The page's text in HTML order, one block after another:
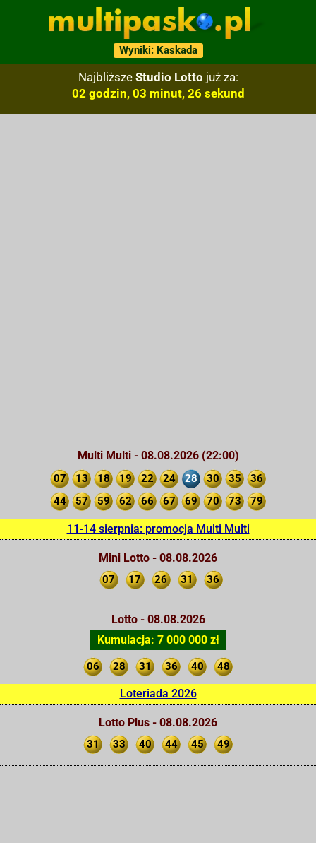
Wyniki: Kaskada
Najbliższe Studio Lotto już za:
02 godzin, 03 minut, 25 sekund
Multi Multi - 08.08.2026 (22:00)
07 13 18 19 22 24 28 30 35
36
44
57 59 62 66 67 69 70 73 79
11-14 sierpnia: promocja Multi Multi
Mini Lotto - 08.08.2026
07 17 26 31 36
Lotto - 08.08.2026
Kumulacja: 7 000 000 zł
06 28 31 36 40 48
Loteriada 2026
Lotto Plus - 08.08.2026
31 33 40 44 45 49